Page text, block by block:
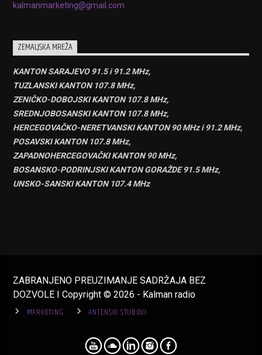
kalmanmarketing@gmail.com
ZEMALJSKA MREŽA
KANTON SARAJEVO 91.5 i 91.2 MHz,
TUZLANSKI KANTON 107.8 MHz,
ZENIČKO-DOBOJSKI KANTON 107.8 MHz,
SREDNJOBOSANSKI KANTON 107.8 MHz,
HERCEGOVAČKO-NERETVANSKI KANTON 90 MHz i 91.2 MHz,
POSAVSKI KANTON 107.8 MHz,
ZAPADNOHERCEGOVAČKI KANTON 90 MHz,
BOSANSKO-PODRINJSKI KANTON GORAŽDE 91.5 MHz,
UNSKO-SANSKI KANTON 107.4 MHz
ZABRANJENO PREUZIMANJE SADRŽAJA BEZ
DOZVOLE I Copyright © 2026 - Kalman radio
MARKETING ANTENSKI STUBOVI